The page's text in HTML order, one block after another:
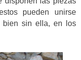
pueden unirse
bien sin ella, en los